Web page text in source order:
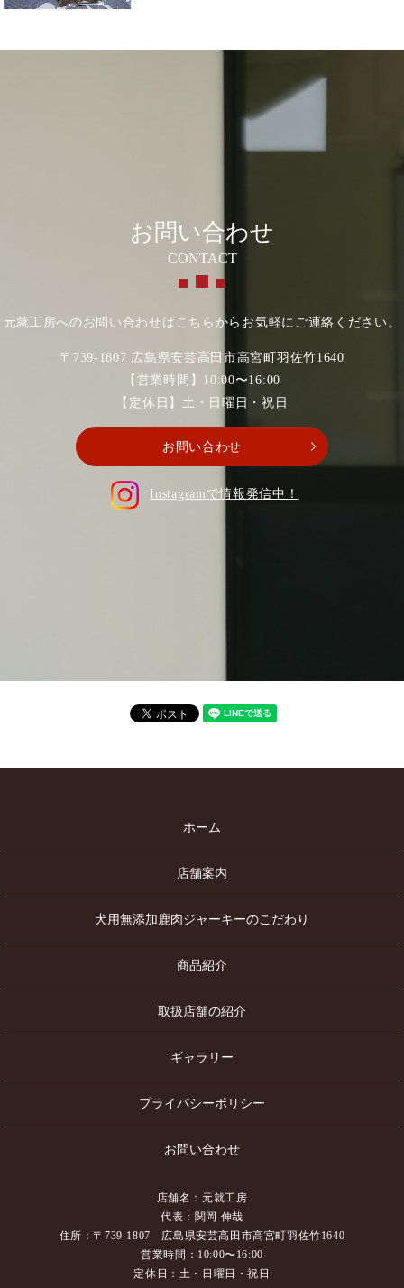
お問い合わせ
CONTACT
元就工房へのお問い合わせはこちらからお気軽にご連絡ください。
〒739-1807 広島県安芸高田市高宮町羽佐竹1640
【営業時間】10:00〜16:00
【定休日】土・日曜日・祝日
お問い合わせ
Instagramで情報発信中！
ホーム
店舗案内
犬用無添加鹿肉ジャーキーのこだわり
商品紹介
取扱店舗の紹介
ギャラリー
プライバシーポリシー
お問い合わせ
店舗名：元就工房
代表：関岡 伸哉
住所：〒739-1807 広島県安芸高田市高宮町羽佐竹1640
営業時間：10:00〜16:00
定休日：土・日曜日・祝日